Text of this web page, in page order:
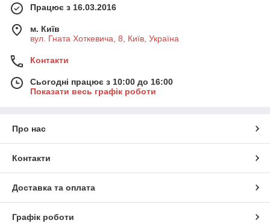
Працює з 16.03.2016
м. Київ
вул. Гната Хоткевича, 8, Київ, Україна
Контакти
Сьогодні працює з 10:00 до 16:00
Показати весь графік роботи
Про нас
Контакти
Доставка та оплата
Графік роботи